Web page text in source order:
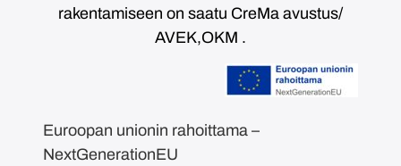
rakentamiseen on saatu CreMa avustus/
AVEK,OKM .
Euroopan unionin rahoittama –
NextGenerationEU